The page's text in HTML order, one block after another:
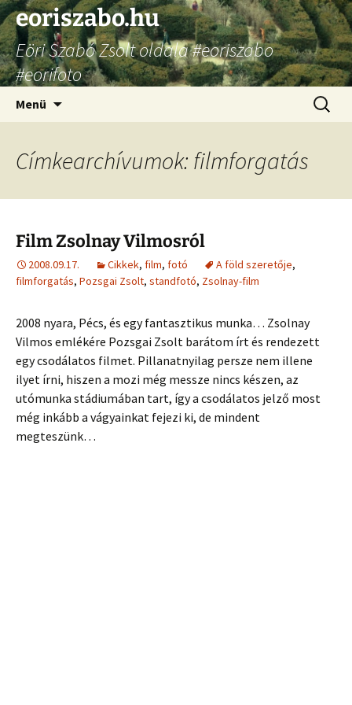
Ugrás
a
tartalomhoz
eoriszabo.hu
Eöri Szabó Zsolt oldala #eoriszabo
#eorifoto
Menü
Címkearchívumok: filmforgatás
Film Zsolnay Vilmosról
2008.09.17. Cikkek, film, fotó A föld szeretője,
filmforgatás, Pozsgai Zsolt, standfotó, Zsolnay-film
2008 nyara, Pécs, és egy fantasztikus munka… Zsolnay
Vilmos emlékére Pozsgai Zsolt barátom írt és rendezett
egy csodálatos filmet. Pillanatnyilag persze nem illene
ilyet írni, hiszen a mozi még messze nincs készen, az
utómunka stádiumában tart, így a csodálatos jelző most
még inkább a vágyainkat fejezi ki, de mindent
megteszünk…